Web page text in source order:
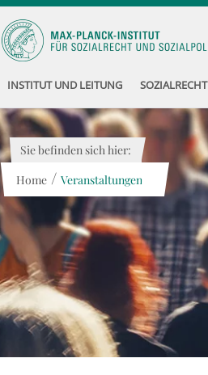
INSTITUT UND LEITUNG SOZIALRECHT
Sie befinden sich hier:
Home / Veranstaltungen